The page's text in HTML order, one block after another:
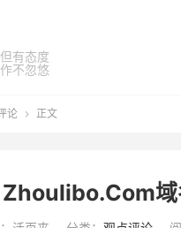
有态度
不忽悠
论  正文
Zhoulibo.Com域